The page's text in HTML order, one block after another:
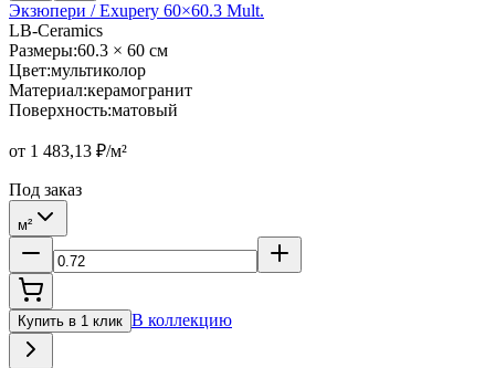
Экзюпери / Exupery 60×60.3 Mult.
LB-Ceramics
Размеры:60.3 × 60 см
Цвет:мультиколор
Материал:керамогранит
Поверхность:матовый
от 1 483,13 ₽/м²
Под заказ
м²
Купить в 1 клик В коллекцию